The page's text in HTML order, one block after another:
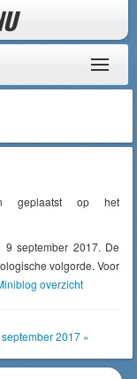
geplaatst op het
9 september 2017. De
volgorde. Voor
overzicht
2017 »